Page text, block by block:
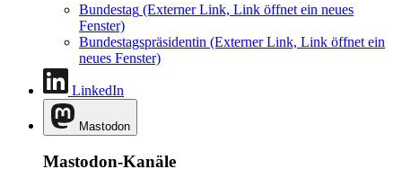
Bundestag (Externer Link, Link öffnet ein neues
Fenster)
Bundestagspräsidentin (Externer Link, Link öffnet ein
neues Fenster)
LinkedIn
Mastodon
Mastodon-Kanäle